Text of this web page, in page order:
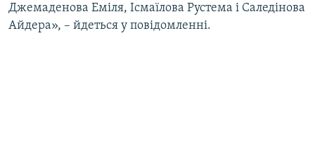
Джемаденова Еміля, Ісмаїлова Рустема і Саледінова
Айдера», – йдеться у повідомленні.